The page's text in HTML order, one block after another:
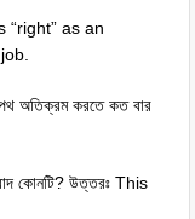
“right” as an
পথ অতিক্রম করতে কত বার
কোনটি? উত্তরঃ This